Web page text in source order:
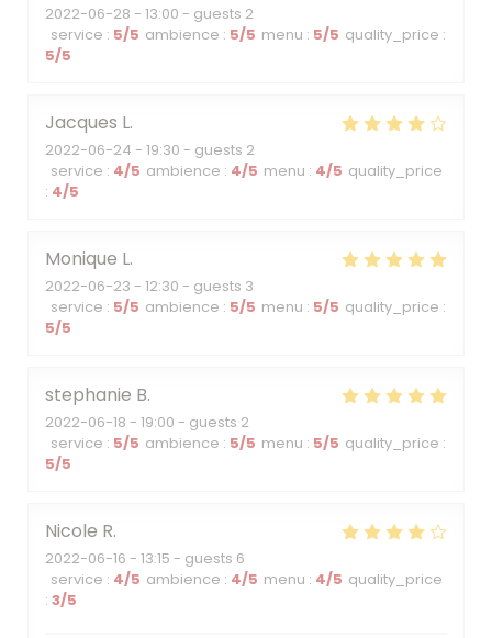
2022-06-28 - 13:00 - guests 2
service : 5/5 ambience : 5/5 menu : 5/5 quality_price :
5/5
Jacques L
2022-06-24 - 19:30 - guests 2
service : 4/5 ambience : 4/5 menu : 4/5 quality_price
: 4/5
Monique L
2022-06-23 - 12:30 - guests 3
service : 5/5 ambience : 5/5 menu : 5/5 quality_price :
5/5
stephanie B
2022-06-18 - 19:00 - guests 2
service : 5/5 ambience : 5/5 menu : 5/5 quality_price :
5/5
Nicole R
2022-06-16 - 13:15 - guests 6
service : 4/5 ambience : 4/5 menu : 4/5 quality_price
: 3/5